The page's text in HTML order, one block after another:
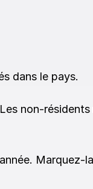
dans le pays.
non-résidents
Marquez-